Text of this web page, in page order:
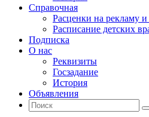
Справочная
Расценки на рекламу
Расписание детских
Подписка
О нас
Реквизиты
Госзадание
История
Объявления
Поиск
Искать: